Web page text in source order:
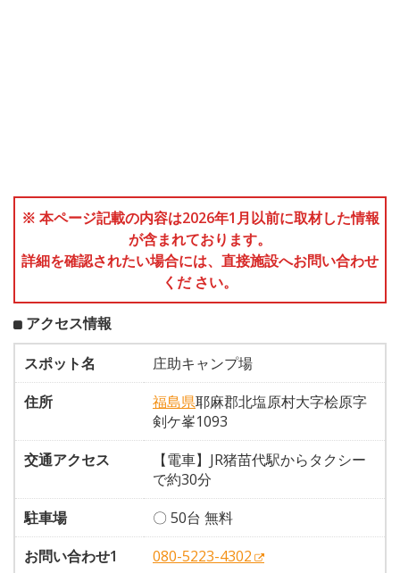
※ 本ページ記載の内容は2026年1月以前に取材した情報
が含まれております。
詳細を確認されたい場合には、直接施設へお問い合わせ
くだ さい。
アクセス情報
スポット名
庄助キャンプ場
住所
福島県耶麻郡北塩原村大字桧原字
剣ケ峯1093
交通アクセス
【電車】JR猪苗代駅からタクシー
で約30分
駐車場
〇 50台 無料
お問い合わせ1
080-5223-4302